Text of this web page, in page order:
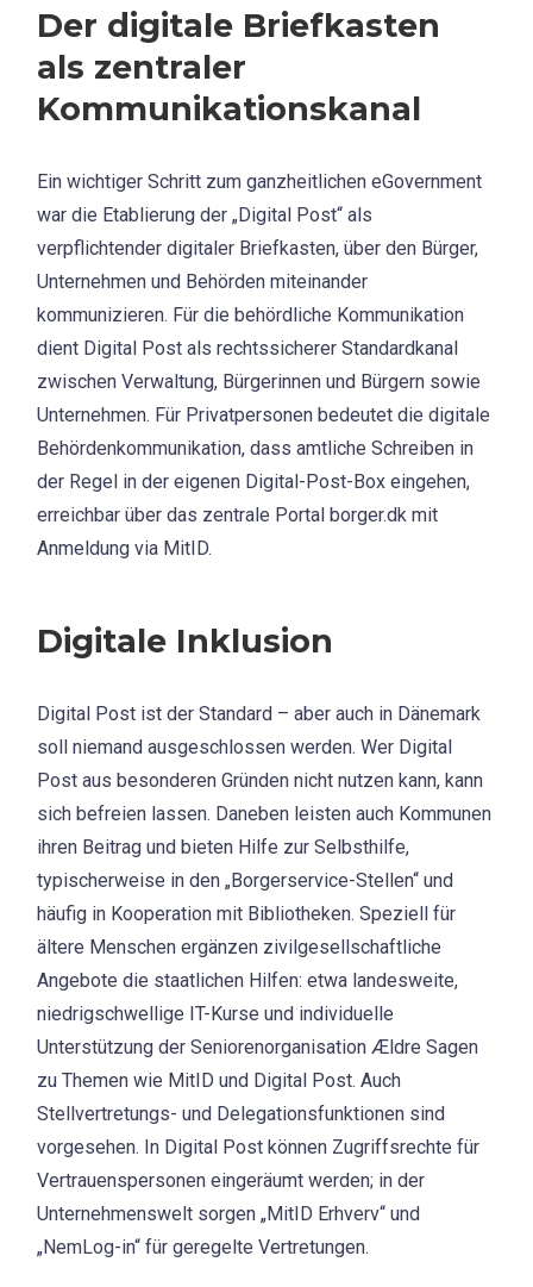
Der digitale Briefkasten
als zentraler
Kommunikationskanal
Ein wichtiger Schritt zum ganzheitlichen eGovernment
war die Etablierung der „Digital Post“ als
verpflichtender digitaler Briefkasten, über den Bürger,
Unternehmen und Behörden miteinander
kommunizieren. Für die behördliche Kommunikation
dient Digital Post als rechtssicherer Standardkanal
zwischen Verwaltung, Bürgerinnen und Bürgern sowie
Unternehmen. Für Privatpersonen bedeutet die digitale
Behördenkommunikation, dass amtliche Schreiben in
der Regel in der eigenen Digital-Post-Box eingehen,
erreichbar über das zentrale Portal borger.dk mit
Anmeldung via MitID.
Digitale Inklusion
Digital Post ist der Standard – aber auch in Dänemark
soll niemand ausgeschlossen werden. Wer Digital
Post aus besonderen Gründen nicht nutzen kann, kann
sich befreien lassen. Daneben leisten auch Kommunen
ihren Beitrag und bieten Hilfe zur Selbsthilfe,
typischerweise in den „Borgerservice-Stellen“ und
häufig in Kooperation mit Bibliotheken. Speziell für
ältere Menschen ergänzen zivilgesellschaftliche
Angebote die staatlichen Hilfen: etwa landesweite,
niedrigschwellige IT-Kurse und individuelle
Unterstützung der Seniorenorganisation Ældre Sagen
zu Themen wie MitID und Digital Post. Auch
Stellvertretungs- und Delegationsfunktionen sind
vorgesehen. In Digital Post können Zugriffsrechte für
Vertrauenspersonen eingeräumt werden; in der
Unternehmenswelt sorgen „MitID Erhverv“ und
„NemLog-in“ für geregelte Vertretungen.